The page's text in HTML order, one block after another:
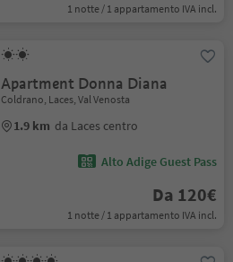
1 notte / 1 appartamento IVA incl.
Apartment Donna Diana
Coldrano, Laces, Val Venosta
1.9 km da Laces centro
Alto Adige Guest Pass
Da 120€
1 notte / 1 appartamento IVA incl.